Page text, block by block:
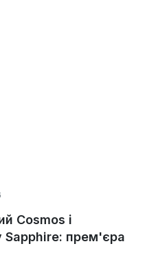
Cosmos і
прем'єра